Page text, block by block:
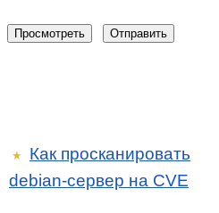
★
Как просканировать
debian-сервер на CVE